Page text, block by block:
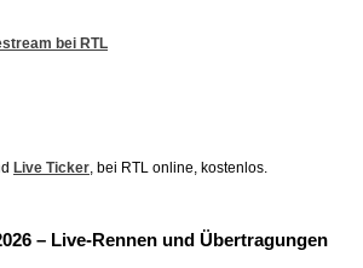
bei RTL
Live Ticker, bei RTL online, kostenlos.
– Live-Rennen und Übertragungen